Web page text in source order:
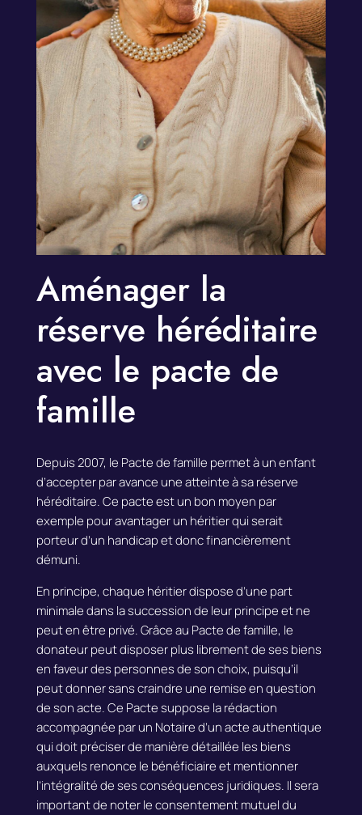
Aménager la
réserve héréditaire
avec le pacte de
famille
Depuis 2007, le Pacte de famille permet à un enfant
d’accepter par avance une atteinte à sa réserve
héréditaire.Ce pacte est un bon moyen par
exemple pour avantager un héritier qui serait
porteur d’un handicap et donc financièrement
démuni.
En principe, chaque héritier dispose d’une part
minimale dans la succession de leur principe et ne
peut en être privé.Grâce au Pacte de famille, le
donateur peut disposer plus librement de ses biens
en faveur des personnes de son choix, puisqu’il
peut donner sans craindre une remise en question
de son acte.Ce Pacte suppose la rédaction
accompagnée par un Notaire d’un acte authentique
qui doit préciser de manière détaillée les biens
auxquels renonce le bénéficiaire et mentionner
l’intégralité de ses conséquences juridiques. Il sera
important de noter le consentement mutuel du